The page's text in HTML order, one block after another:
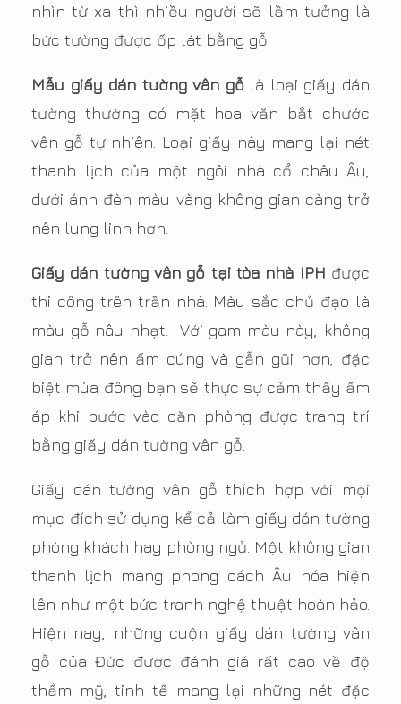
nhìn từ xa thì nhiều người sẽ lầm tưởng là
bức tường được ốp lát bằng gỗ.
Mẫu giấy dán tường vân gỗlà loại giấy dán
tường thường có mặt hoa văn bắt chước
vân gỗ tự nhiên. Loại giấy này mang lại nét
thanh lịch của một ngôi nhà cổ châu Âu,
dưới ánh đèn màu vàng không gian càng trở
nên lung linh hơn.
Giấy dán tường vân gỗ tại tòa nhà IPH được
thi công trên trần nhà. Màu sắc chủ đạo là
màu gỗ nâu nhạt. Với gam màu này, không
gian trở nên ấm cúng và gẫn gũi hơn, đặc
biệt mùa đông bạn sẽ thực sự cảm thấy ấm
áp khi bước vào căn phòng được trang trí
bằng giấy dán tường vân gỗ.
Giấy dán tường vân gỗ thích hợp với mọi
mục đích sử dụng kể cả làm giấy dán tường
phòng khách hay phòng ngủ. Một không gian
thanh lịch mang phong cách Âu hóa hiện
lên như một bức tranh nghệ thuật hoàn hảo.
Hiện nay, những cuộn giấy dán tường vân
gỗ của Đức được đánh giá rất cao về độ
thẩm mỹ, tinh tế mang lại những nét đặc